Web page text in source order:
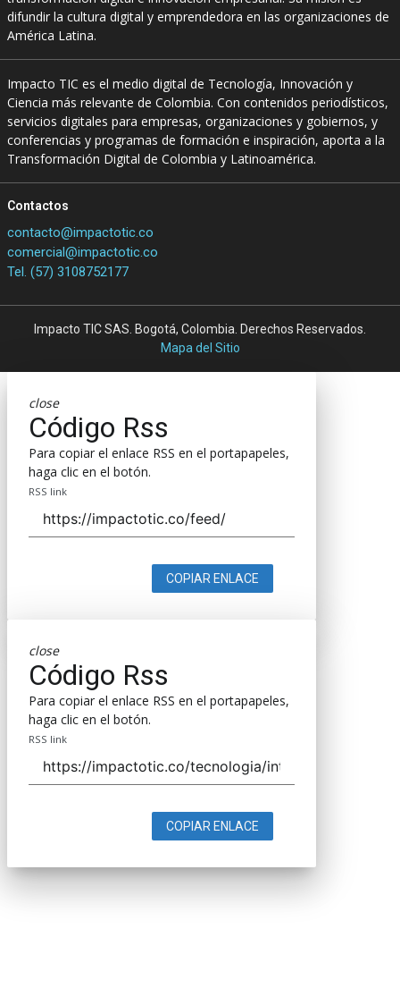
difundir la cultura digital y emprendedora en las organizaciones de
América Latina.
Impacto TIC es el medio digital de Tecnología, Innovación y
Ciencia más relevante de Colombia. Con contenidos periodísticos,
servicios digitales para empresas, organizaciones y gobiernos, y
conferencias y programas de formación e inspiración, aporta a la
Transformación Digital de Colombia y Latinoamérica.
Contactos
contacto@impactotic.co
comercial@impactotic.co
Tel. (57) 3108752177
Impacto TIC SAS. Bogotá, Colombia. Derechos Reservados.
Mapa del Sitio
close
Código Rss
Para copiar el enlace RSS en el portapapeles,
haga clic en el botón.
RSS link
COPIAR ENLACE
close
Código Rss
Para copiar el enlace RSS en el portapapeles,
haga clic en el botón.
RSS link
COPIAR ENLACE